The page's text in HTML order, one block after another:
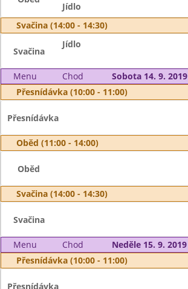
Jídlo
Svačina (14:00 - 14:30)
Svačina
Jídlo
Menu Chod
Sobota 14. 9. 2019
Přesnídávka (10:00 - 11:00)
Přesnídávka
Oběd (11:00 - 14:00)
Oběd
Svačina (14:00 - 14:30)
Svačina
Menu Chod
Neděle 15. 9. 2019
Přesnídávka (10:00 - 11:00)
Přesnídávka